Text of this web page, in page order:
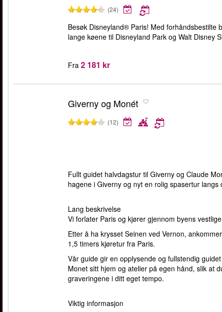
(24)
Besøk Disneyland® Paris! Med forhåndsbestilte
lange køene til Disneyland Park og Walt Disney
Fra 2 181 kr
Giverny og Monét
(12)
Fullt guidet halvdagstur til Giverny og Claude
hagene i Giverny og nyt en rolig spasertur
Lang beskrivelse
Vi forlater Paris og kjører gjennom byens
Etter å ha krysset Seinen ved Vernon,
1,5 timers kjøretur fra Paris.
Vår guide gir en opplysende og fullstendig
Monet sitt hjem og atelier på egen hånd, slik at
graveringene i ditt eget tempo.
Viktig informasjon